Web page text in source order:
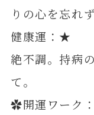
りの心を忘れず
健康運：★
絶不調。持病
て。
✿開運ワーク